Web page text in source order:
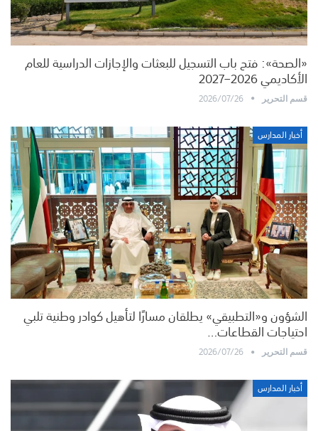
«الصحة»: فتح باب التسجيل للبعثات والإجازات الدراسية للعام
الأكاديمي 2026–2027
قسم التحرير
2026/07/26
أخبار المدارس
الشؤون و«التطبيقي» يطلقان مسارًا لتأهيل كوادر وطنية تلبي
احتياجات القطاعات…
قسم التحرير
2026/07/26
أخبار المدارس